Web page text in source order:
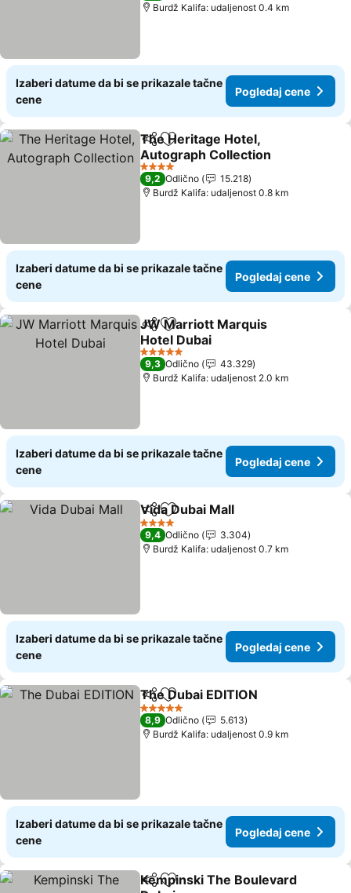
Burdž Kalifa: udaljenost 0.4 km
Izaberi datume da bi se prikazale tačne
cene
Pogledaj cene
Deli Dodati u favorite
The Heritage Hotel,
Autograph Collection
Pogledaj cene
4 Zvezdice
9,2 Odlično
15.218
Burdž Kalifa: udaljenost 0.8 km
Izaberi datume da bi se prikazale tačne
cene
Pogledaj cene
Deli Dodati u favorite
JW Marriott Marquis
Hotel Dubai
Pogledaj cene
5 Zvezdice
9,3 Odlično
43.329
Burdž Kalifa: udaljenost 2.0 km
Izaberi datume da bi se prikazale tačne
cene
Pogledaj cene
Deli Dodati u favorite
Vida Dubai Mall
4 Zvezdice
9,4 Odlično
3.304
Burdž Kalifa: udaljenost 0.7 km
Izaberi datume da bi se prikazale tačne
cene
Pogledaj cene
Deli Dodati u favorite
The Dubai EDITION
5 Zvezdice
8,9 Odlično
5.613
Burdž Kalifa: udaljenost 0.9 km
Izaberi datume da bi se prikazale tačne
cene
Pogledaj cene
Deli Dodati u favorite
Kempinski The Boulevard